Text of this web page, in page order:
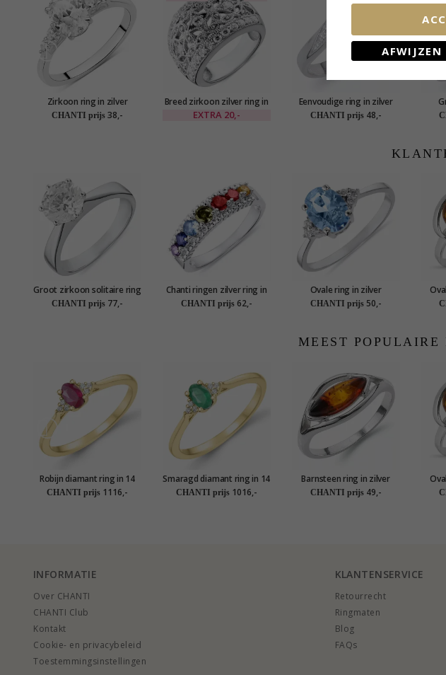
Zirkoon ring in zilver
CHANTI prijs 38,-
Breed zirkoon zilver ring in
zilver
EXTRA 20,-
Eenvoudige ring in zilver
CHANTI prijs 48,-
Groot zirkoon solitaire ring
in gerodineerd zilver
CHANTI prijs 77,-
Chanti ringen zilver ring in
gerodineerd zilver
CHANTI prijs 62,-
Ovale ring in zilver
CHANTI prijs 50,-
MEEST POPULAIRE
Robijn diamant ring in 14
karaat goud 0,35 ct 0,03 ct
CHANTI prijs 1116,-
Smaragd diamant ring in 14
karaat goud 0,25 ct 0,03 ct
CHANTI prijs 1016,-
Barnsteen ring in zilver
CHANTI prijs 49,-
INFORMATIE
Over CHANTI
CHANTI Club
Kontakt
Cookie- en privacybeleid
Toestemmingsinstellingen
KLANTENSERVICE
Retourrecht
Ringmaten
Blog
FAQs
AFWIJZEN